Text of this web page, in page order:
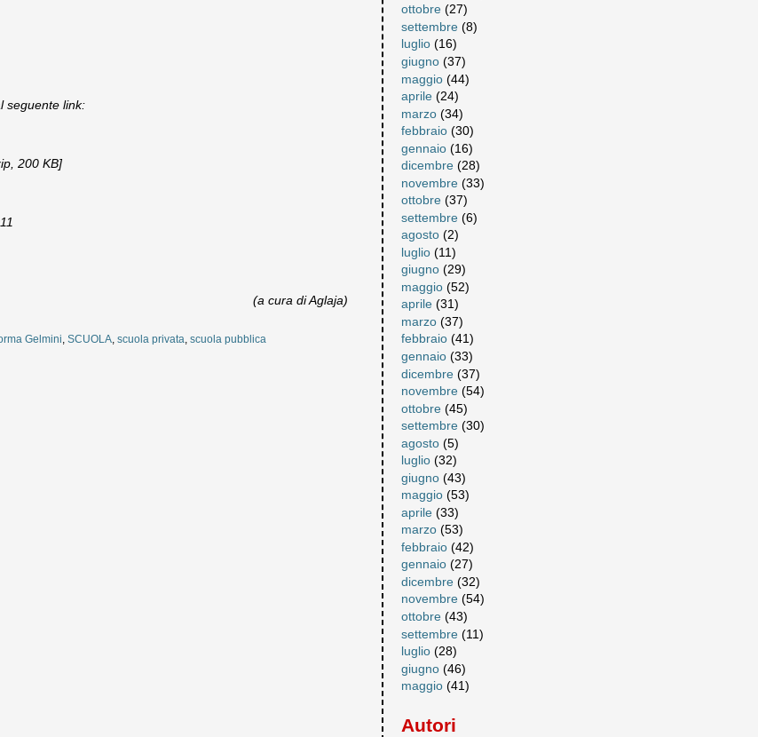
seguente link:
200 KB]
(a cura di Aglaja)
Gelmini,SCUOLA,scuola privata,scuola pubblica
ottobre (27)
settembre (8)
luglio (16)
giugno (37)
maggio (44)
aprile (24)
marzo (34)
febbraio (30)
gennaio (16)
dicembre (28)
novembre (33)
ottobre (37)
settembre (6)
agosto (2)
luglio (11)
giugno (29)
maggio (52)
aprile (31)
marzo (37)
febbraio (41)
gennaio (33)
dicembre (37)
novembre (54)
ottobre (45)
settembre (30)
agosto (5)
luglio (32)
giugno (43)
maggio (53)
aprile (33)
marzo (53)
febbraio (42)
gennaio (27)
dicembre (32)
novembre (54)
ottobre (43)
settembre (11)
luglio (28)
giugno (46)
maggio (41)
Autori